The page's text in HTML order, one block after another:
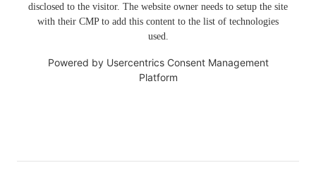
disclosed to the visitor. The website owner needs to setup the site
with their CMP to add this content to the list of technologies
used.
Powered by Usercentrics Consent Management
Platform